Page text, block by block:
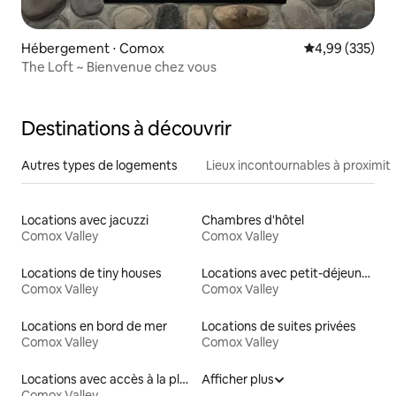
Hébergement ⋅ Comox Évaluation
4,99 (335)
The Loft ~ Bienvenue chez vous
Destinations à découvrir
Autres types de logements Lieux incontournables à
Locations avec jacuzzi
Comox Valley
Chambres d'hôtel
Comox Valley
Locations de tiny houses
Comox Valley
Locations avec petit-déjeuner
Comox Valley
Locations en bord de mer
Comox Valley
Locations de suites privées
Comox Valley
Locations avec accès à la plage
Afficher plus